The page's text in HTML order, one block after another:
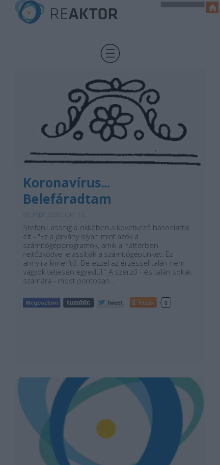
Koronavírus...
Belefáradtam
PB01
Stefan Lassnig a cikkében a következő hasonlattal
élt - "Ez a járvány olyan mint azok a
számítógépprogramok, amik a háttérben
rejtőzködve lelassítják a számítógépünket. Ez
annyira kimerítő. De ezzel az érzéssel talán nem
vagyok teljesen egyedül." A szerző - és talán sokak
számára - most pontosan…
Tetszik 0